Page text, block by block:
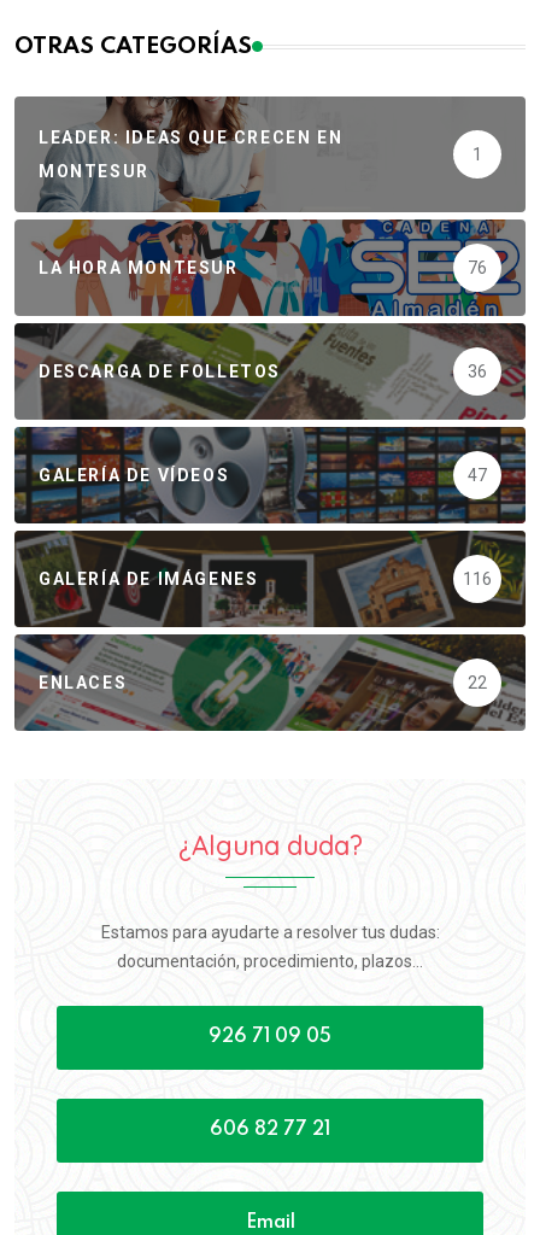
OTRAS CATEGORÍAS
LEADER: IDEAS QUE CRECEN EN
MONTESUR
1
LA HORA MONTESUR 76
DESCARGA DE FOLLETOS 36
GALERÍA DE VÍDEOS 47
GALERÍA DE IMÁGENES 116
ENLACES 22
¿Alguna duda?
Estamos para ayudarte a resolver tus dudas:
documentación, procedimiento, plazos...
926 71 09 05
606 82 77 21
Email